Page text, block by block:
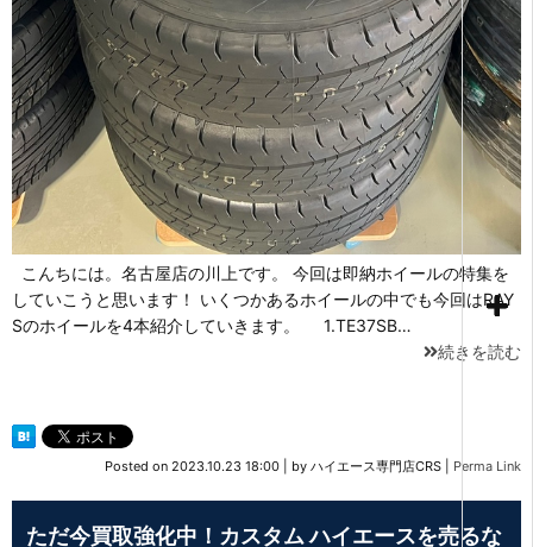
こんちには。名古屋店の川上です。 今回は即納ホイールの特集を
していこうと思います！ いくつかあるホイールの中でも今回はRAY
Sのホイールを4本紹介していきます。 1.TE37SB…
続きを読む
Posted on 2023.10.23 18:00 by ハイエース専門店CRS Perma Link
ただ今買取強化中！カスタム ハイエースを売るな